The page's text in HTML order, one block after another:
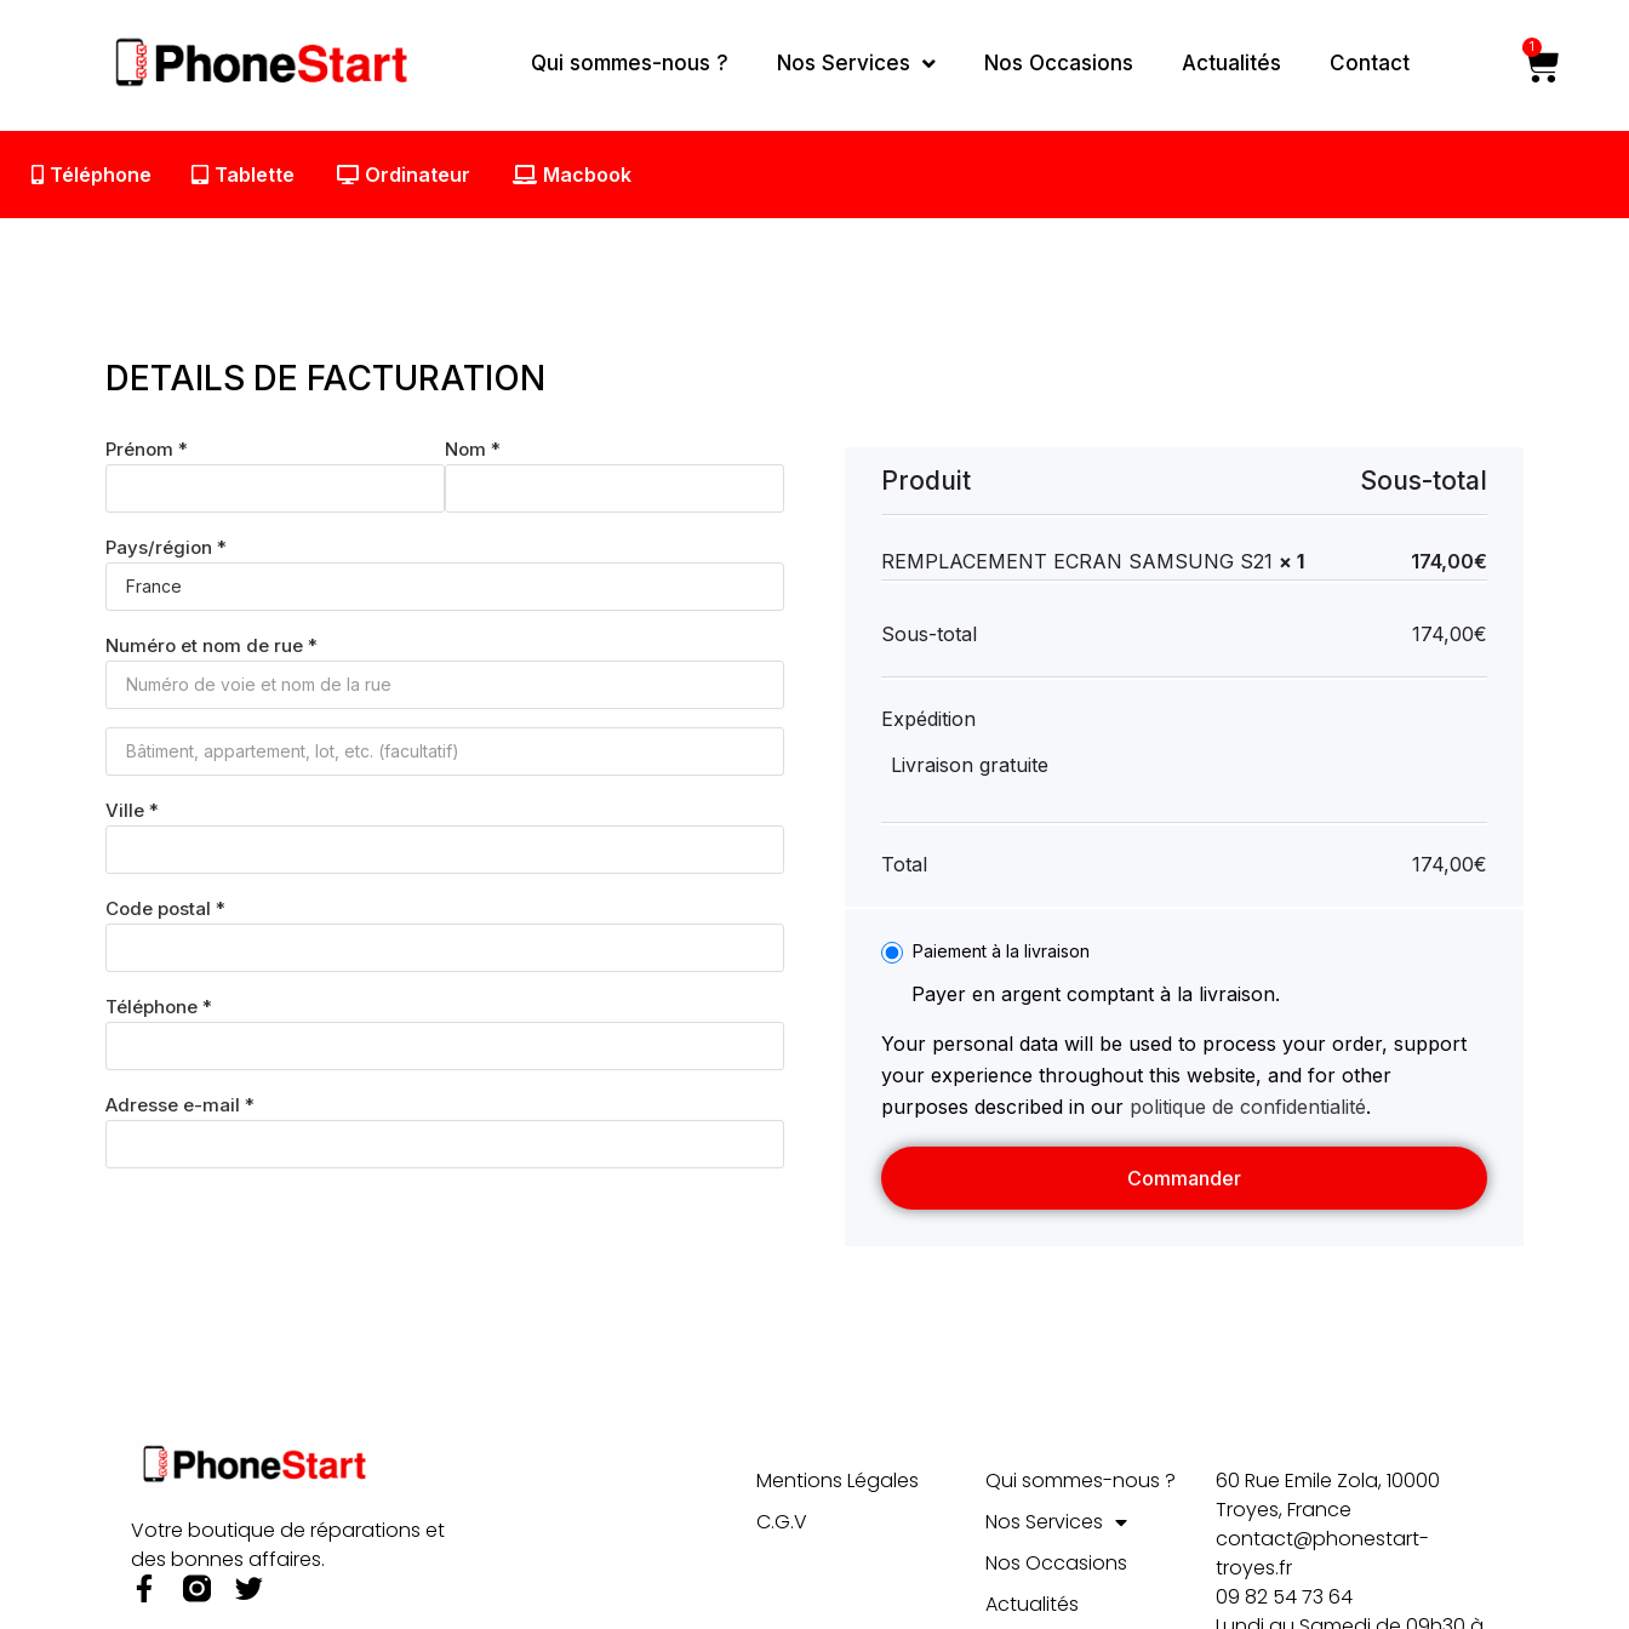
Qui sommes-nous ? Nos Services Nos Occasions Actualités Contact
1
Téléphone Tablette Ordinateur Macbook
DETAILS DE FACTURATION
Prénom * Nom *
Pays/région *
Numéro et nom de rue *
Ville *
Code postal *
Téléphone *
Adresse e-mail *
Produit Sous-total
REMPLACEMENT ECRAN SAMSUNG S21 × 1 174,00€
Sous-total 174,00€
Expédition
Livraison gratuite
Total 174,00€
Paiement à la livraison
Payer en argent comptant à la livraison.
Your personal data will be used to process your order, support
your experience throughout this website, and for other
purposes described in our politique de confidentialité.
Commander
Votre boutique de réparations et
des bonnes affaires.
F
T
Mentions Légales
C.G.V
Qui sommes-nous ?
Nos Services
Nos Occasions
Actualités
60 Rue Emile Zola, 10000
Troyes, France
contact@phonestart-
troyes.fr
09 82 54 73 64